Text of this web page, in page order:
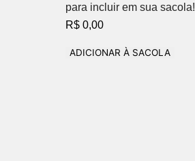
para incluir em sua sacola!
R$ 0,00
ADICIONAR À SACOLA